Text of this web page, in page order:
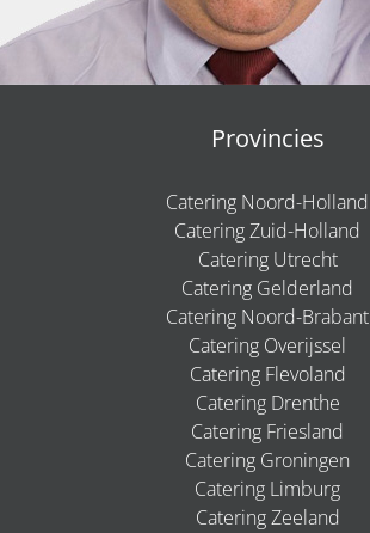
Provincies
Catering Noord-Holland
Catering Zuid-Holland
Catering Utrecht
Catering Gelderland
Catering Noord-Brabant
Catering Overijssel
Catering Flevoland
Catering Drenthe
Catering Friesland
Catering Groningen
Catering Limburg
Catering Zeeland